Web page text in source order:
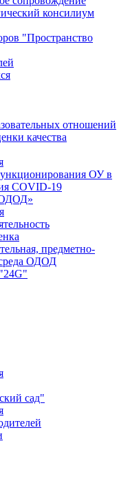
консилиум
"Пространство
отношений
качества
ОУ в
COVID-19
ОДОД»
предметно-
ОДОД
сад"